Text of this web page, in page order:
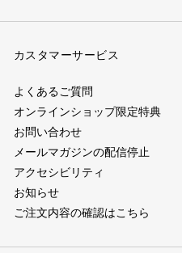
カスタマーサービス
よくあるご質問
オンラインショップ限定特典
お問い合わせ
メールマガジンの配信停止
アクセシビリティ
お知らせ
ご注文内容の確認はこちら